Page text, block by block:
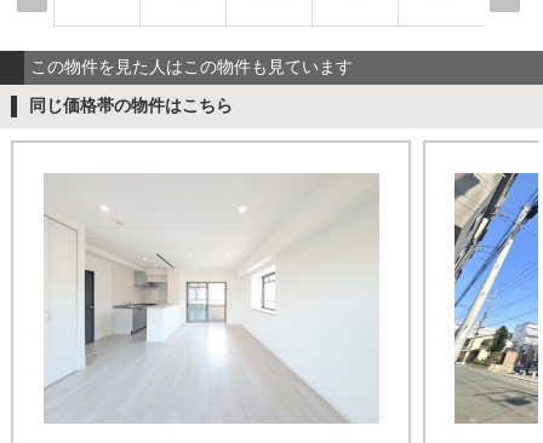
この物件を見た人はこの物件も見ています
同じ価格帯の物件はこちら